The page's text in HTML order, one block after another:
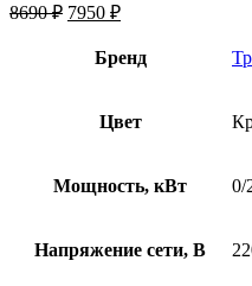
8690₽ 7950 ₽
Бренд
Цвет
Мощность, кВт 0/
Напряжение сети, В